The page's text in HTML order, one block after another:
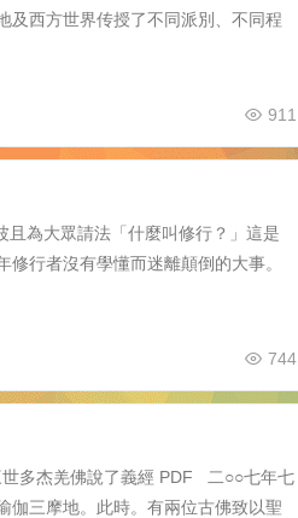
及西方世界传授了不同派別、不同程
911
為大眾請法「什麼叫修行？」這是
行者沒有學懂而迷離顛倒的大事。
744
多杰羌佛說了義經 PDF 二○○七年七
伽三摩地。此時。有兩位古佛致以聖